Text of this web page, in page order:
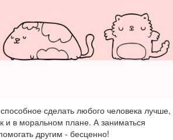
сделать любого человека лучше,
и в моральном плане. А заниматься
другим - бесценно!